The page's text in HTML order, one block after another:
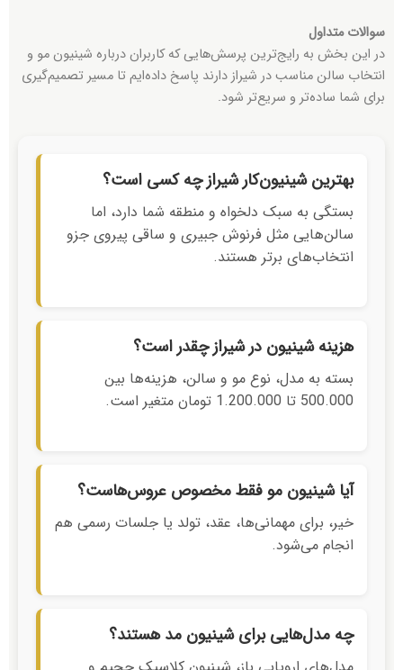
سوالات متداول
در این بخش به رایج‌ترین پرسش‌هایی که کاربران درباره شینیون مو و
انتخاب سالن مناسب در شیراز دارند پاسخ داده‌ایم تا مسیر تصمیم‌گیری
برای شما ساده‌تر و سریع‌تر شود.
بهترین شینیون‌کار شیراز چه کسی است؟
بستگی به سبک دلخواه و منطقه شما دارد، اما
سالن‌هایی مثل فرنوش جبیری و ساقی پیروی جزو
انتخاب‌های برتر هستند.
هزینه شینیون در شیراز چقدر است؟
بسته به مدل، نوع مو و سالن، هزینه‌ها بین
500.000 تا 1.200.000 تومان متغیر است.
آیا شینیون مو فقط مخصوص عروس‌هاست؟
خیر، برای مهمانی‌ها، عقد، تولد یا جلسات رسمی هم
انجام می‌شود.
چه مدل‌هایی برای شینیون مد هستند؟